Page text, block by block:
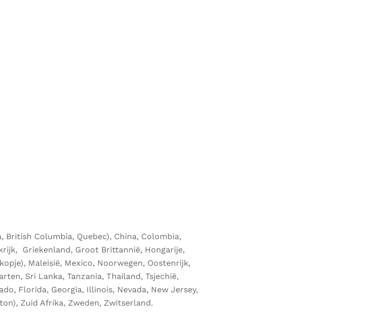
British Columbia, Quebec), China, Colombia,
Griekenland, Groot Brittannië, Hongarije,
Maleisië, Mexico, Noorwegen, Oostenrijk,
Sri Lanka, Tanzania, Thailand, Tsjechië,
Florida, Georgia, Illinois, Nevada, New Jersey,
Zuid Afrika, Zweden, Zwitserland.